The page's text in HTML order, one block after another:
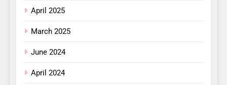
April 2025
March 2025
June 2024
April 2024